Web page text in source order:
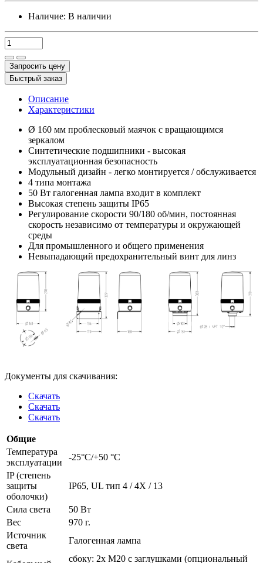
Наличие: В наличии
Запросить цену
Быстрый заказ
Описание
Характеристики
Ø 160 мм проблесковый маячок с вращающимся
зеркалом
Синтетические подшипники - высокая
эксплуатационная безопасность
Модульный дизайн - легко монтируется / обслуживается
4 типа монтажа
50 Вт галогенная лампа входит в комплект
Высокая степень защиты IP65
Регулирование скорости 90/180 об/мин, постоянная
скорость независимо от температуры и окружающей
среды
Для промышленного и общего применения
Невыпадающий предохранительный винт для линз
Документы для скачивания:
Скачать
Скачать
Скачать
Общие
Температура
эксплуатации
-25°C/+50 °C
IP (степень
защиты
оболочки)
IP65, UL тип 4 / 4X / 13
Сила света
50 Вт
Вес
970 г.
Источник
света
Галогенная лампа
сбоку: 2x M20 с заглушками (опциональный